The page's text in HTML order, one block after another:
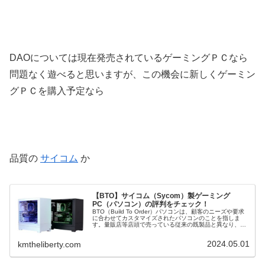
DAOについては現在発売されているゲーミングＰＣなら
問題なく遊べると思いますが、この機会に新しくゲーミン
グＰＣを購入予定なら
品質の サイコム か
【BTO】サイコム（Sycom）製ゲーミング
PC（パソコン）の評判をチェック！
BTO（Build To Order）パソコンは、顧客のニーズや要求
に合わせてカスタマイズされたパソコンのことを指しま
す。量販店等店頭で売っている従来の既製品と異なり、
kmtheliberty.com 2024.05.01